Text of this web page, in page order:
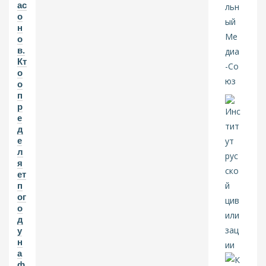
ас
о
н
о
в.
Кт
о
о
п
р
е
д
е
л
я
ет
п
ог
о
д
у
н
а